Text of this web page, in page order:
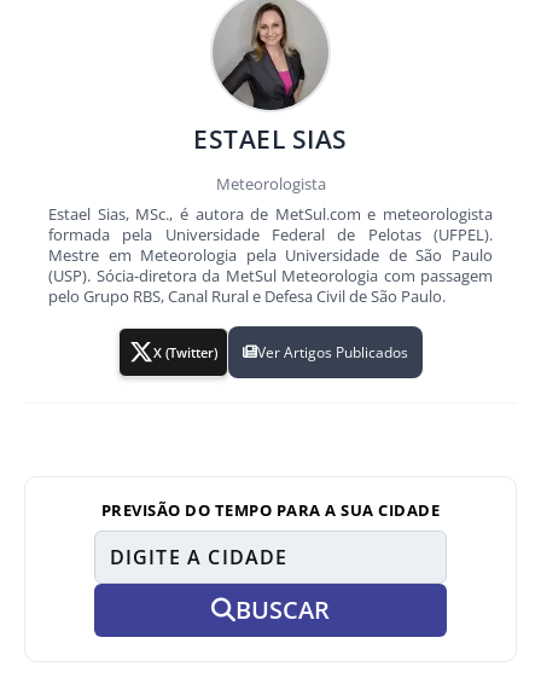
ESTAEL SIAS
Meteorologista
Estael Sias, MSc., é autora de MetSul.com e meteorologista
formada pela Universidade Federal de Pelotas (UFPEL).
Mestre em Meteorologia pela Universidade de São Paulo
(USP). Sócia-diretora da MetSul Meteorologia com passagem
pelo Grupo RBS, Canal Rural e Defesa Civil de São Paulo.
X (Twitter) Ver Artigos Publicados
PREVISÃO DO TEMPO PARA A SUA CIDADE
BUSCAR